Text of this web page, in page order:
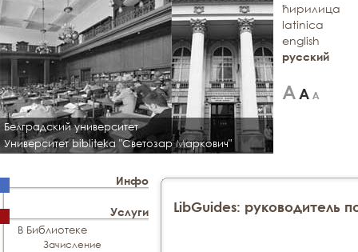
Белградский университет
Университет bibliteka "Светозар Маркович"
ћирилица
latinica
english
русский
Инфо
Услуги
В Библиотеке
Зачисление
LibGuides: руководитель